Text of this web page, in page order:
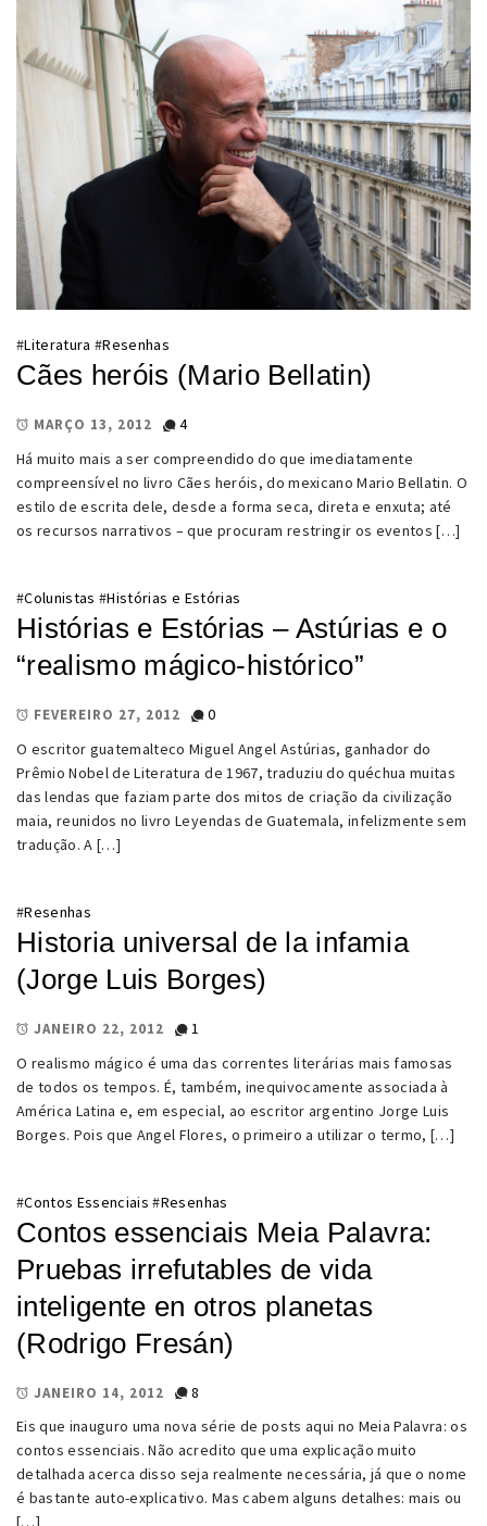
#Literatura #Resenhas
Cães heróis (Mario Bellatin)
MARÇO 13, 2012
4
Há muito mais a ser compreendido do que imediatamente
compreensível no livro Cães heróis, do mexicano Mario Bellatin. O
estilo de escrita dele, desde a forma seca, direta e enxuta; até
os recursos narrativos – que procuram restringir os eventos […]
#Colunistas #Histórias e Estórias
Histórias e Estórias – Astúrias e o
“realismo mágico-histórico”
FEVEREIRO 27, 2012
0
O escritor guatemalteco Miguel Angel Astúrias, ganhador do
Prêmio Nobel de Literatura de 1967, traduziu do quéchua muitas
das lendas que faziam parte dos mitos de criação da civilização
maia, reunidos no livro Leyendas de Guatemala, infelizmente sem
tradução. A […]
#Resenhas
Historia universal de la infamia
(Jorge Luis Borges)
JANEIRO 22, 2012
1
O realismo mágico é uma das correntes literárias mais famosas
de todos os tempos. É, também, inequivocamente associada à
América Latina e, em especial, ao escritor argentino Jorge Luis
Borges. Pois que Angel Flores, o primeiro a utilizar o termo, […]
#Contos Essenciais #Resenhas
Contos essenciais Meia Palavra:
Pruebas irrefutables de vida
inteligente en otros planetas
(Rodrigo Fresán)
JANEIRO 14, 2012
8
Eis que inauguro uma nova série de posts aqui no Meia Palavra: os
contos essenciais. Não acredito que uma explicação muito
detalhada acerca disso seja realmente necessária, já que o nome
é bastante auto-explicativo. Mas cabem alguns detalhes: mais ou